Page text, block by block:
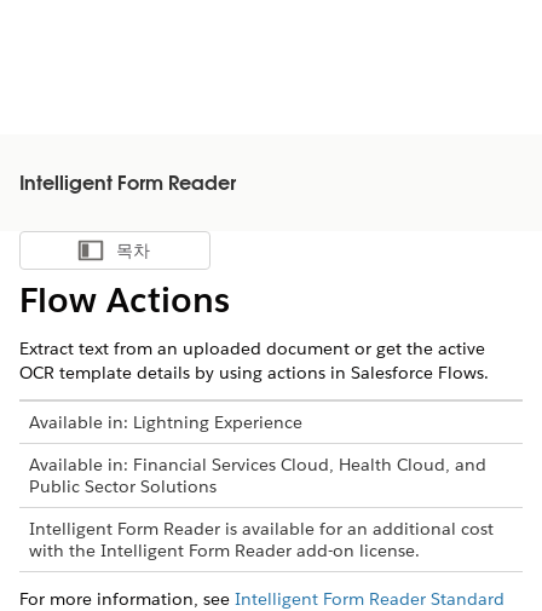
Intelligent Form Reader
목차 표시
목차
Flow Actions
Extract text from an uploaded document or get the active
OCR template details by using actions in Salesforce Flows.
Available in: Lightning Experience
Available in: Financial Services Cloud, Health Cloud, and
Public Sector Solutions
Intelligent Form Reader is available for an additional cost
with the Intelligent Form Reader add-on license.
For more information, see Intelligent Form Reader Standard